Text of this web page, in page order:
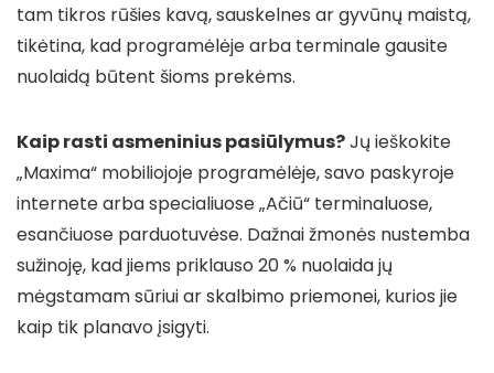
tam tikros rūšies kavą, sauskelnes ar gyvūnų maistą,
tikėtina, kad programėlėje arba terminale gausite
nuolaidą būtent šioms prekėms.
Kaip rasti asmeninius pasiūlymus?Jų ieškokite
„Maxima“ mobiliojoje programėlėje, savo paskyroje
internete arba specialiuose „Ačiū“ terminaluose,
esančiuose parduotuvėse. Dažnai žmonės nustemba
sužinoję, kad jiems priklauso 20 % nuolaida jų
mėgstamam sūriui ar skalbimo priemonei, kurios jie
kaip tik planavo įsigyti.